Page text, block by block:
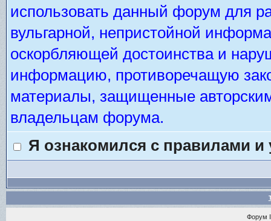
использовать данный форум для
вульгарной, непристойной
оскорбляющей достоинства и
информацию, противоречащую
материалы, защищенные
владельцам форума.
Я ознакомился с правилами
Форум